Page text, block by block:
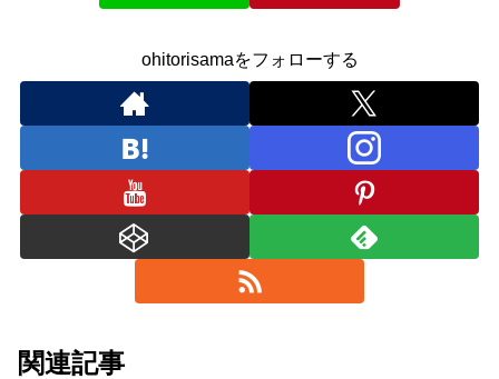
ohitorisamaをフォローする
関連記事